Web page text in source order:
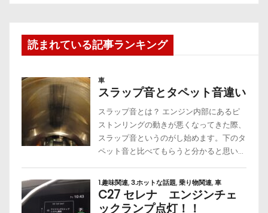
読まれている記事ランキング